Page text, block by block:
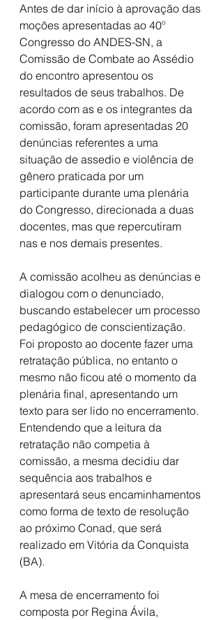
Antes de dar início à aprovação das
moções apresentadas ao 40º
Congresso do ANDES-SN, a
Comissão de Combate ao Assédio
do encontro apresentou os
resultados de seus trabalhos. De
acordo com as e os integrantes da
comissão, foram apresentadas 20
denúncias referentes a uma
situação de assedio e violência de
gênero praticada por um
participante durante uma plenária
do Congresso, direcionada a duas
docentes, mas que repercutiram
nas e nos demais presentes.
A comissão acolheu as denúncias e
dialogou com o denunciado,
buscando estabelecer um processo
pedagógico de conscientização.
Foi proposto ao docente fazer uma
retratação pública, no entanto o
mesmo não ficou até o momento da
plenária final, apresentando um
texto para ser lido no encerramento.
Entendendo que a leitura da
retratação não competia à
comissão, a mesma decidiu dar
sequência aos trabalhos e
apresentará seus encaminhamentos
como forma de texto de resolução
ao próximo Conad, que será
realizado em Vitória da Conquista
(BA).
A mesa de encerramento foi
composta por Regina Ávila,